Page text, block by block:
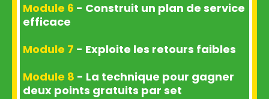
Module 6 - Construit un plan de service
efficace
Module 7 - Exploite les retours faibles
Module 8 - La technique pour gagner
deux points gratuits par set